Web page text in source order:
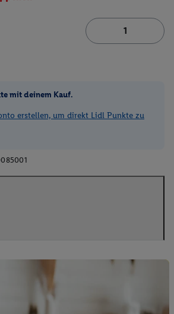
mit deinem Kauf.
erstellen, um direkt Lidl Punkte zu